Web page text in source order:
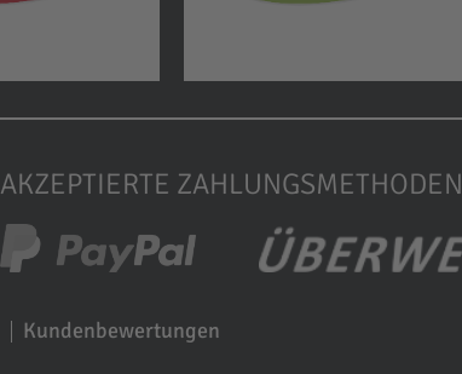
AKZEPTIERTE ZAHLUNGSMETHODEN
Kundenbewertungen